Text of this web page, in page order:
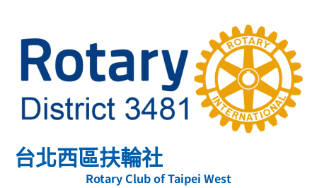
台北西區扶輪社
Rotary Club of Taipei West